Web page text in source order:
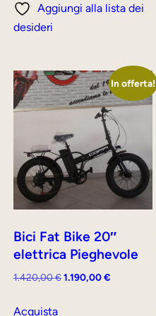
280,00 €.249,00 €.
Aggiungi alla lista dei
desideri
In offerta!
Bici Fat Bike 20″
elettrica Pieghevole
1.420,00€ Il
1.190,00€Il
Acquista